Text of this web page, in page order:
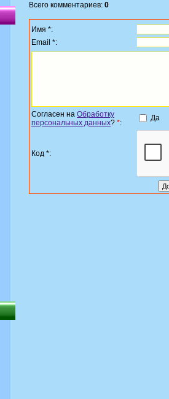
Всего комментариев: 0
Имя *:
Email *:
Согласен на Обработку
персональных данных? *:
Да
Код *: